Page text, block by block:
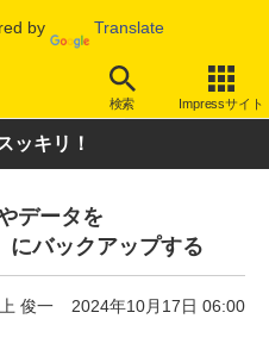
by Translate
検索 Impressサイト
ッキリ！
データを
バックアップする
俊一 2024年10月17日 06:00